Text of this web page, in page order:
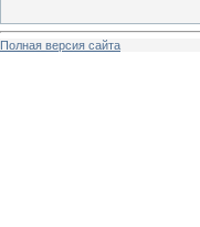
Полная версия сайта